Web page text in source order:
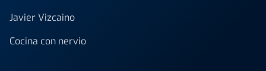
Javier Vizcaino
Cocina con nervio